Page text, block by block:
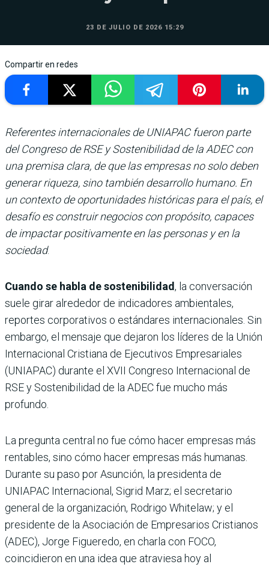
23 DE JULIO DE 2026 15:29
Compartir en redes
Referentes internacionales de UNIAPAC fueron parte
del Congreso de RSE y Sostenibilidad de la ADEC con
una premisa clara, de que las empresas no solo deben
generar riqueza, sino también desarrollo humano. En
un contexto de oportunidades históricas para el país, el
desafío es construir negocios con propósito, capaces
de impactar positivamente en las personas y en la
sociedad.
Cuando se habla de sostenibilidad, la conversación
suele girar alrededor de indicadores ambientales,
reportes corporativos o estándares internacionales. Sin
embargo, el mensaje que dejaron los líderes de la Unión
Internacional Cristiana de Ejecutivos Empresariales
(UNIAPAC) durante el XVII Congreso Internacional de
RSE y Sostenibilidad de la ADEC fue mucho más
profundo.
La pregunta central no fue cómo hacer empresas más
rentables, sino cómo hacer empresas más humanas.
Durante su paso por Asunción, la presidenta de
UNIAPAC Internacional, Sigrid Marz; el secretario
general de la organización, Rodrigo Whitelaw; y el
presidente de la Asociación de Empresarios Cristianos
(ADEC), Jorge Figueredo, en charla con FOCO,
coincidieron en una idea que atraviesa hoy al